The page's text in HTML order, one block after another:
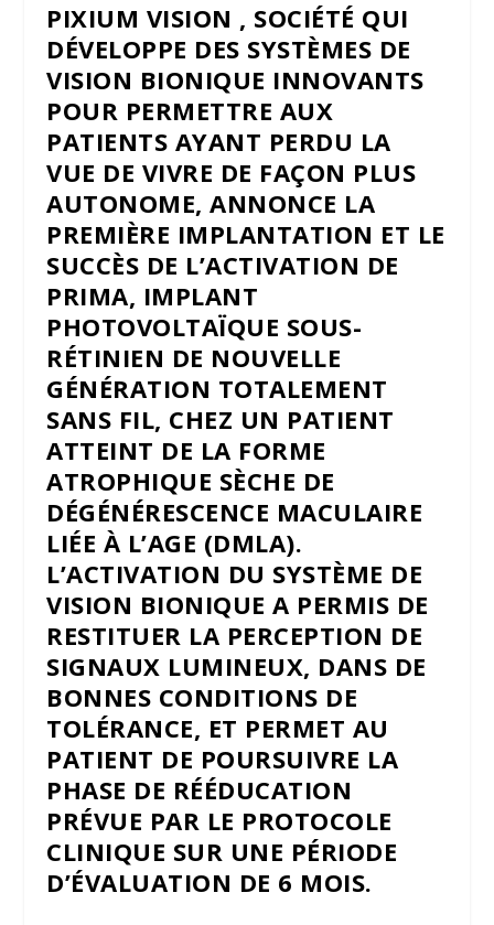
PIXIUM VISION , SOCIÉTÉ QUI
DÉVELOPPE DES SYSTÈMES DE
VISION BIONIQUE INNOVANTS
POUR PERMETTRE AUX
PATIENTS AYANT PERDU LA
VUE DE VIVRE DE FAÇON PLUS
AUTONOME, ANNONCE LA
PREMIÈRE IMPLANTATION ET LE
SUCCÈS DE L’ACTIVATION DE
PRIMA, IMPLANT
PHOTOVOLTAÏQUE SOUS-
RÉTINIEN DE NOUVELLE
GÉNÉRATION TOTALEMENT
SANS FIL, CHEZ UN PATIENT
ATTEINT DE LA FORME
ATROPHIQUE SÈCHE DE
DÉGÉNÉRESCENCE MACULAIRE
LIÉE À L’AGE (DMLA).
L’ACTIVATION DU SYSTÈME DE
VISION BIONIQUE A PERMIS DE
RESTITUER LA PERCEPTION DE
SIGNAUX LUMINEUX, DANS DE
BONNES CONDITIONS DE
TOLÉRANCE, ET PERMET AU
PATIENT DE POURSUIVRE LA
PHASE DE RÉÉDUCATION
PRÉVUE PAR LE PROTOCOLE
CLINIQUE SUR UNE PÉRIODE
D’ÉVALUATION DE 6 MOIS.